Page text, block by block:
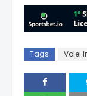
Tags Volei